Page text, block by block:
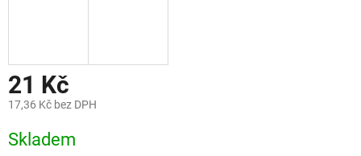
21 Kč
17,36 Kč bez DPH
cena:
Skladem